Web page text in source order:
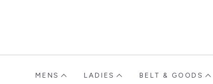
MENS LADIES BELT & GOODS